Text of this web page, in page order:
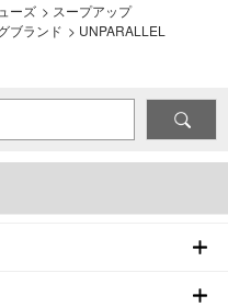
ーズ > スープアップ
ブランド > UNPARALLEL